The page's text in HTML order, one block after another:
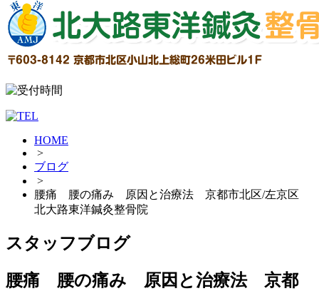
HOME
>
ブログ
>
腰痛 腰の痛み 原因と治療法 京都市北区/左京区
北大路東洋鍼灸整骨院
スタッフブログ
腰痛 腰の痛み 原因と治療法 京都